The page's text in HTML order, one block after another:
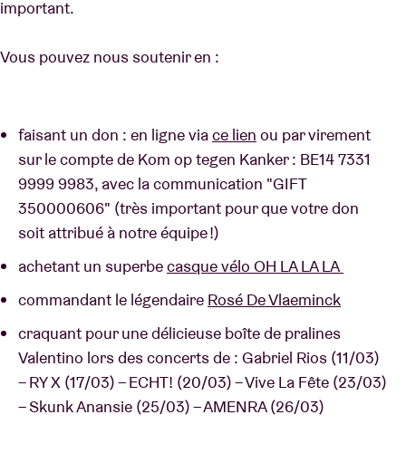
important.
Vous pouvez nous soutenir en :
faisant un don : en ligne viace lien ou par virement
sur le compte de Kom op tegen Kanker : BE14 7331
9999 9983, avec la communication "GIFT
350000606" (très important pour que votre don
soit attribué à notre équipe !)
achetant un superbecasque vélo OH LA LA LA
commandant le légendaire Rosé De Vlaeminck
craquant pour une délicieuse boîte de pralines
Valentino lors des concerts de : Gabriel Rios (11/03)
– RY X (17/03) – ECHT! (20/03) – Vive La Fête (23/03)
– Skunk Anansie (25/03) – AMENRA (26/03)